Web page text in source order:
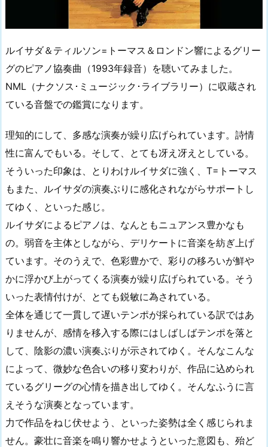
ルイサダ＆ティルソン=トーマス＆ロンドン響によるグリー
グのピアノ協奏曲（1993年録音）を聴いてみました。
NML（ナクソス･ミュージック･ライブラリー）に収蔵され
ている音盤での鑑賞になります。
理知的にして、多感な演奏が繰り広げられています。詩情
性に富んでもいる。そして、とても冴え冴えとしている。
そういった印象は、とりわけルイサダに強く、T=トーマス
もまた、ルイサダの演奏ぶりに感化されながらサポートし
てゆく、といった感じ。
ルイサダによるピアノは、なんともニュアンス豊かなも
の。弱音を主体としながら、デリケートに音楽を紡ぎ上げ
ています。そのうえで、色彩豊かで、彩りの移ろいが鮮や
かに浮かび上がってくる演奏が繰り広げられている。そう
いった表情付けが、とても鋭敏に為されている。
全体を通じて一貫して遅いテンポが採られている訳ではあ
りませんが、感情を移入する際にはしばしばテンポを落と
して、陰影の濃い演奏ぶりが示されてゆく。そんなこんな
によって、微妙な色合いの移り変わりが、作品に込められ
ているグリーグの心情を描き出してゆく。そんなふうに言
えそうな演奏となっています。
力で作品をねじ伏せよう、といった姿勢は全く感じられま
せん。豪壮に音楽を鳴り響かせようといった意図も、殆ど